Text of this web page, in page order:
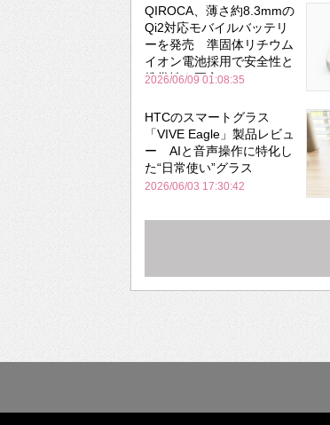
QIROCA、薄さ約8.3mmの
Qi2対応モバイルバッテリ
ーを発売 準固体リチウム
イオン電池採用で安全性と
携帯性を両立
2026/06/09 01:08:35
HTCのスマートグラス
「VIVE Eagle」製品レビュ
ー AIと音声操作に特化し
た“日常使い”グラス
2026/06/03 17:30:42